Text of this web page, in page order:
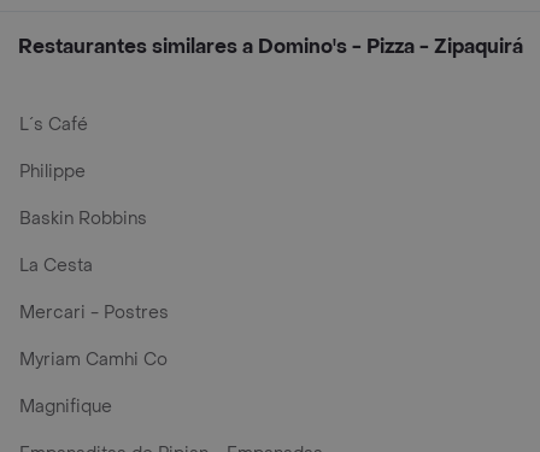
Restaurantes similares a Domino's - Pizza - Zipaquirá
L´s Café
Philippe
Baskin Robbins
La Cesta
Mercari - Postres
Myriam Camhi Co
Magnifique